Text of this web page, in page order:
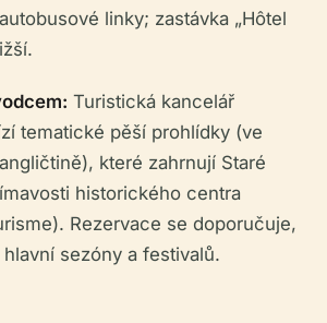
linky; zastávka „Hôtel
Turistická kancelář
tematické pěší prohlídky (ve
které zahrnují Staré
historického centra
Rezervace se doporučuje,
sezóny a festivalů.